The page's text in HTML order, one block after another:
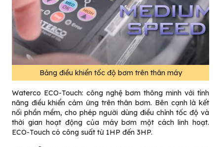
Bảng điều khiển tốc độ bơm trên thân máy
Waterco ECO-Touch: công nghệ bơm thông minh với tính
năng điều khiển cảm ứng trên thân bơm. Bên cạnh là kết
nối phần mềm, cho phép người dùng điều chỉnh tốc độ và
thời gian hoạt động của máy bơm một cách linh hoạt.
ECO-Touch có công suất từ 1HP đến 3HP.